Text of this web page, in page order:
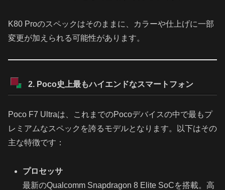
K80 Proのスペックはそのままに、カラーや仕上げに一部
変更が加えられる可能性があります。
2. Poco史上最もハイエンドなスマートフォン
Poco F7 Ultraは、これまでのPocoデバイスの中で最もプ
レミアムなスペックを誇るモデルとなります。以下はその
主な特徴です：
プロセッサ
最新のQualcomm Snapdragon 8 Elite SoCを搭載。高